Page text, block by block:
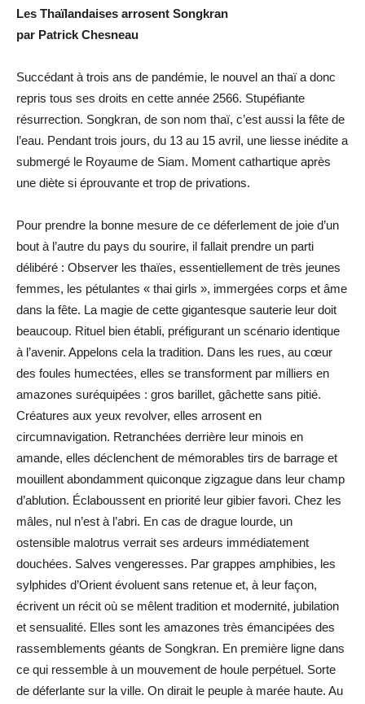
Les Thaïlandaises arrosent Songkran
par Patrick Chesneau
Succédant à trois ans de pandémie, le nouvel an thaï a donc
repris tous ses droits en cette année 2566. Stupéfiante
résurrection. Songkran, de son nom thaï, c’est aussi la fête de
l’eau. Pendant trois jours, du 13 au 15 avril, une liesse inédite a
submergé le Royaume de Siam. Moment cathartique après
une diète si éprouvante et trop de privations.
Pour prendre la bonne mesure de ce déferlement de joie d’un
bout à l’autre du pays du sourire, il fallait prendre un parti
délibéré : Observer les thaïes, essentiellement de très jeunes
femmes, les pétulantes « thai girls », immergées corps et âme
dans la fête. La magie de cette gigantesque sauterie leur doit
beaucoup. Rituel bien établi, préfigurant un scénario identique
à l’avenir. Appelons cela la tradition. Dans les rues, au cœur
des foules humectées, elles se transforment par milliers en
amazones suréquipées : gros barillet, gâchette sans pitié.
Créatures aux yeux revolver, elles arrosent en
circumnavigation. Retranchées derrière leur minois en
amande, elles déclenchent de mémorables tirs de barrage et
mouillent abondamment quiconque zigzague dans leur champ
d’ablution. Éclaboussent en priorité leur gibier favori. Chez les
mâles, nul n’est à l’abri. En cas de drague lourde, un
ostensible malotrus verrait ses ardeurs immédiatement
douchées. Salves vengeresses. Par grappes amphibies, les
sylphides d’Orient évoluent sans retenue et, à leur façon,
écrivent un récit où se mêlent tradition et modernité, jubilation
et sensualité. Elles sont les amazones très émancipées des
rassemblements géants de Songkran. En première ligne dans
ce qui ressemble à un mouvement de houle perpétuel. Sorte
de déferlante sur la ville. On dirait le peuple à marée haute. Au